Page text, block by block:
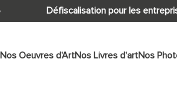
Défiscalisation pour les entreprises
Nos Oeuvres d'ArtNos Livres d'artNos